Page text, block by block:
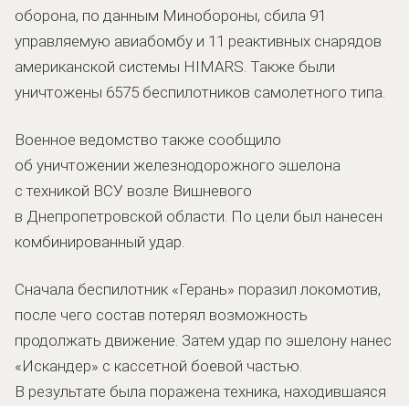
оборона, по данным Минобороны, сбила 91
управляемую авиабомбу и 11 реактивных снарядов
американской системы HIMARS. Также были
уничтожены 6575 беспилотников самолетного типа.
Военное ведомство также сообщило
об уничтожении железнодорожного эшелона
с техникой ВСУ возле Вишневого
в Днепропетровской области. По цели был нанесен
комбинированный удар.
Сначала беспилотник «Герань» поразил локомотив,
после чего состав потерял возможность
продолжать движение. Затем удар по эшелону нанес
«Искандер» с кассетной боевой частью.
В результате была поражена техника, находившаяся